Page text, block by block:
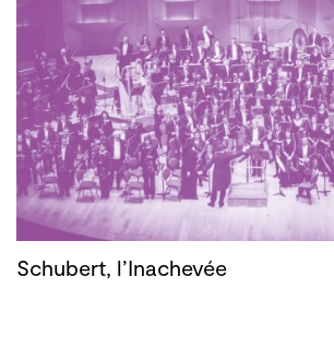
Schubert, l’Inachevée